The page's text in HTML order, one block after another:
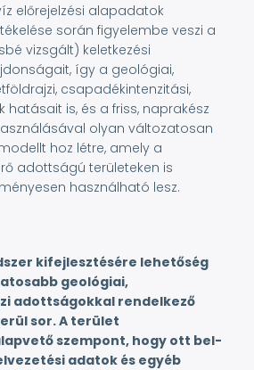
előrejelzési alapadatok
során figyelembe veszi a
vizsgált) keletkezési
így a geológiai,
csapadékintenzitási,
is, és a friss, naprakész
olyan változatosan
hoz létre, amely a
adottságú területeken is
használható lesz.
kifejlesztésére lehetőség
geológiai,
adottságokkal rendelkező
sor. A terület
szempont, hogy ott bel-
adatok és egyéb